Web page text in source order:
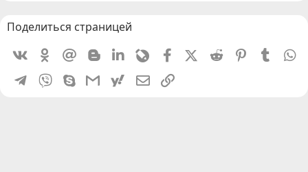
Поделиться страницей
VkontakteOdnoklassniki
Mail.ru BloggerLinkedin
LivejournalFacebookX (Twitter)
Reddit PinterestTumblr
Telegram
Viber SkypeGmailyahoomailЭлектронная почта